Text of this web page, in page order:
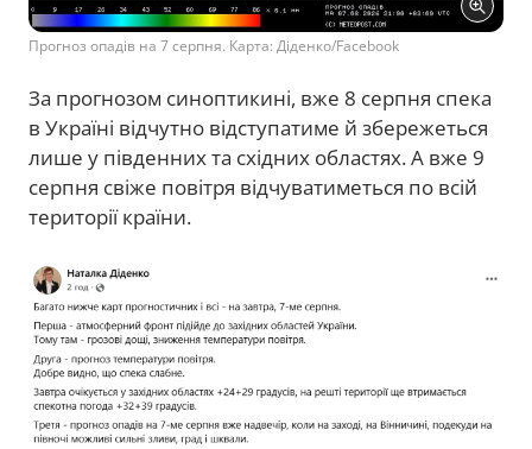
Прогноз опадів на 7 серпня. Карта: Діденко/Facebook
За прогнозом синоптикині, вже 8 серпня спека
в Україні відчутно відступатиме й збережеться
лише у південних та східних областях. А вже 9
серпня свіже повітря відчуватиметься по всій
території країни.